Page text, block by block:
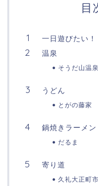
目
一日遊びたい！
温泉
そうだ山温泉
うどん
とがの藤家
鍋焼きラーメン
だるま
寄り道
久礼大正町